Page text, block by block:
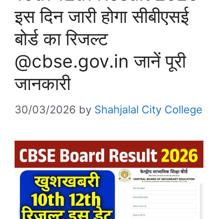
इस दिन जारी होगा सीबीएसई
बोर्ड का रिजल्ट
@cbse.gov.in जानें पूरी
जानकारी
30/03/2026 by Shahjalal City College